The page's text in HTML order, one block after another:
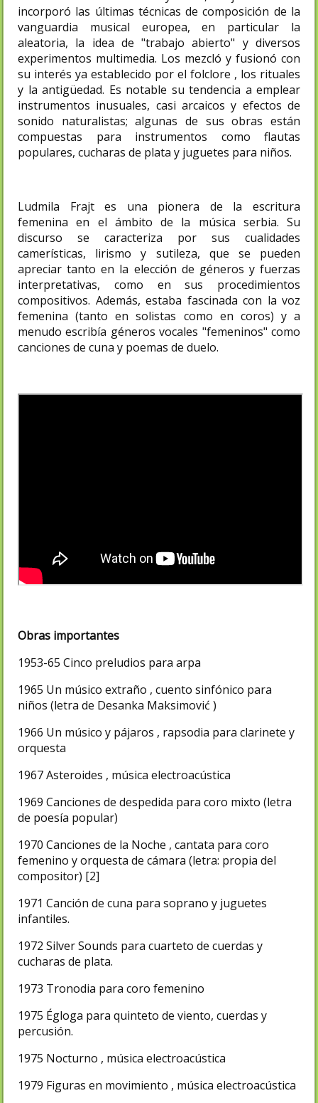
incorporó las últimas técnicas de composición de la
vanguardia musical europea, en particular la
aleatoria, la idea de "trabajo abierto" y diversos
experimentos multimedia. Los mezcló y fusionó con
su interés ya establecido por el folclore , los rituales
y la antigüedad. Es notable su tendencia a emplear
instrumentos inusuales, casi arcaicos y efectos de
sonido naturalistas; algunas de sus obras están
compuestas para instrumentos como flautas
populares, cucharas de plata y juguetes para niños.
Ludmila Frajt es una pionera de la escritura
femenina en el ámbito de la música serbia. Su
discurso se caracteriza por sus cualidades
camerísticas, lirismo y sutileza, que se pueden
apreciar tanto en la elección de géneros y fuerzas
interpretativas, como en sus procedimientos
compositivos. Además, estaba fascinada con la voz
femenina (tanto en solistas como en coros) y a
menudo escribía géneros vocales "femeninos" como
canciones de cuna y poemas de duelo.
Obras importantes
1953-65 Cinco preludios para arpa
1965 Un músico extraño , cuento sinfónico para
niños (letra de Desanka Maksimović )
1966 Un músico y pájaros , rapsodia para clarinete y
orquesta
1967 Asteroides , música electroacústica
1969 Canciones de despedida para coro mixto (letra
de poesía popular)
1970 Canciones de la Noche , cantata para coro
femenino y orquesta de cámara (letra: propia del
compositor) [2]
1971 Canción de cuna para soprano y juguetes
infantiles.
1972 Silver Sounds para cuarteto de cuerdas y
cucharas de plata.
1973 Tronodia para coro femenino
1975 Égloga para quinteto de viento, cuerdas y
percusión.
1975 Nocturno , música electroacústica
1979 Figuras en movimiento , música electroacústica